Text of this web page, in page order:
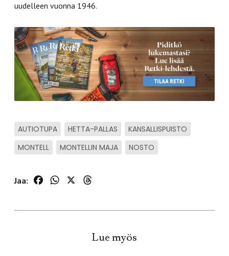
uudelleen vuonna 1946.
AUTIOTUPA HETTA-PALLAS
KANSALLISPUISTO
MONTELL
MONTELLIN MAJA NOSTO
Jaa: FacebookWhatsApp
Lue myös